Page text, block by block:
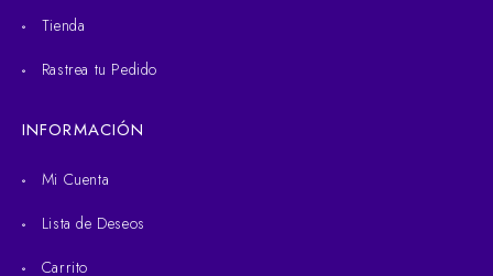
Tienda
Rastrea tu Pedido
INFORMACIÓN
Mi Cuenta
Lista de Deseos
Carrito